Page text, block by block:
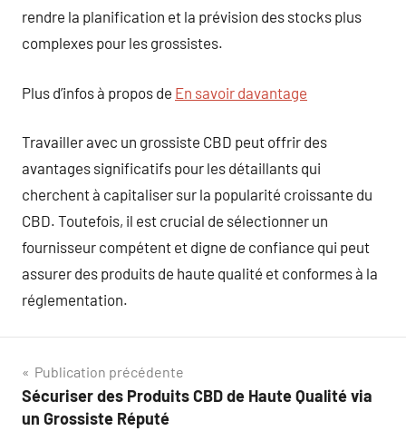
rendre la planification et la prévision des stocks plus
complexes pour les grossistes.
Plus d’infos à propos de En savoir davantage
Travailler avec un grossiste CBD peut offrir des
avantages significatifs pour les détaillants qui
cherchent à capitaliser sur la popularité croissante du
CBD. Toutefois, il est crucial de sélectionner un
fournisseur compétent et digne de confiance qui peut
assurer des produits de haute qualité et conformes à la
réglementation.
Navigation
de
Publication précédente
Sécuriser des Produits CBD de Haute Qualité via
un Grossiste Réputé